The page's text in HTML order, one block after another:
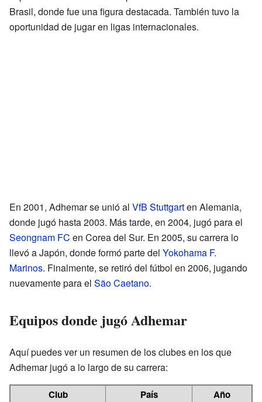
Brasil, donde fue una figura destacada. También tuvo la
oportunidad de jugar en ligas internacionales.
En 2001, Adhemar se unió al VfB Stuttgarten Alemania,
donde jugó hasta 2003. Más tarde, en 2004, jugó para el
Seongnam FC en Corea del Sur. En 2005, su carrera lo
llevó a Japón, donde formó parte del Yokohama F.
Marinos. Finalmente, se retiró del fútbol en 2006, jugando
nuevamente para el São Caetano.
Equipos donde jugó Adhemar
Aquí puedes ver un resumen de los clubes en los que
Adhemar jugó a lo largo de su carrera:
Club País Año